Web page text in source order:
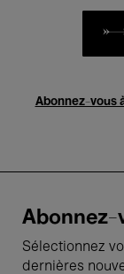
Abonnez-vous
Abonnez-
Sélectionnez
dernières